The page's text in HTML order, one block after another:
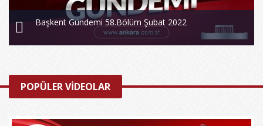
Başkent Gündemi 58.Bölüm Şubat 2022
POPÜLER VİDEOLAR